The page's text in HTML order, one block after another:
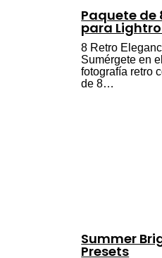
Paquete de
para
8 Retro
Sumérgete en
fotografía retro
de 8…
Summer
Presets